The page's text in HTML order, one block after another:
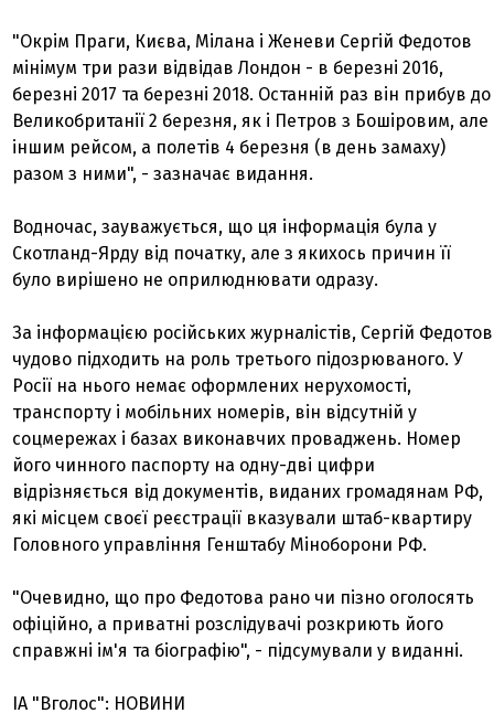
"Окрім Праги, Києва, Мілана і Женеви Сергій Федотов
мінімум три рази відвідав Лондон - в березні 2016,
березні 2017 та березні 2018. Останній раз він прибув до
Великобританії 2 березня, як і Петров з Бошіровим, але
іншим рейсом, а полетів 4 березня (в день замаху)
разом з ними", - зазначає видання.
Водночас, зауважується, що ця інформація була у
Скотланд-Ярду від початку, але з якихось причин її
було вирішено не оприлюднювати одразу.
За інформацією російських журналістів, Сергій Федотов
чудово підходить на роль третього підозрюваного. У
Росії на нього немає оформлених нерухомості,
транспорту і мобільних номерів, він відсутній у
соцмережах і базах виконавчих проваджень. Номер
його чинного паспорту на одну-дві цифри
відрізняється від документів, виданих громадянам РФ,
які місцем своєї реєстрації вказували штаб-квартиру
Головного управління Генштабу Міноборони РФ.
"Очевидно, що про Федотова рано чи пізно оголосять
офіційно, а приватні розслідувачі розкриють його
справжні ім'я та біографію", - підсумували у виданні.
ІА "Вголос": НОВИНИ